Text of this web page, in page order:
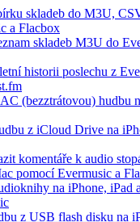
skladeb do M3U,
a Flacbox
skladeb M3U do
historii poslechu z
(bezztrátovou) hudbu
z iCloud Drive na
komentáře k audio
pomocí Evermusic a
na iPhone, iPad
z USB flash disku na